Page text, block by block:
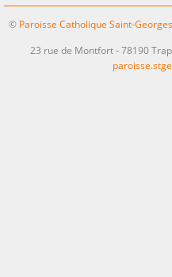
© Paroisse Catholique Saint-
23 rue de Montfort - 78190